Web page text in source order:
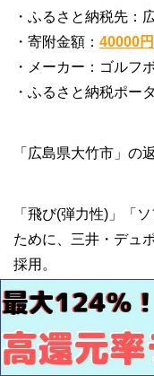
・ふるさと納税先：
・寄附金額： 40000円
・メーカー：ゴルフ
・ふるさと納税ポー
「広島県大竹市」の
「飛び(弾力性)」「
ために、三井・デュ
採用。
◆ボールタイプ:ディ
◆ボールの軟らかさ:
◆弾道:高